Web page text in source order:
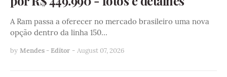
A Ram passa a oferecer no mercado brasileiro uma nova
opção dentro da linha 150…
by Mendes - Editor - August 07, 2026